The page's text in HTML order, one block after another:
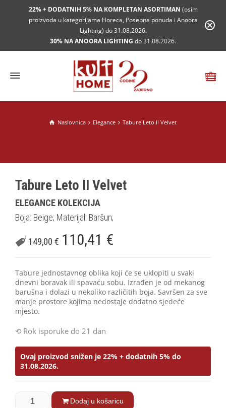
22% + DODATNIH 5% NA KOMPLETAN ASORTIMAN (osim
proizvoda u kategorijama Horeca, Posebna ponuda i Anoora
Lighting) do 31.08.2026.
30% NA ANOORA LIGHTING do 31.08.2026.
Naslovnica Elegance Tabure Leto II Velvet
Tabure Leto II Velvet
ELEGANCE KOLEKCIJA
Boja: Beige; Materijal: Baršun;
149,00€ 110,41 €
Tabure jednostavnog oblika koji će se uklopiti u svaki
dnevni boravak ili spavaću sobu. Izrađen je od mekanog
barušna i dolazi u nekoliko različitih boja. Savršen za sve
manje prostore kojima nedostaje dodatno sjedeće
mjesto.
Rok isporuke do 21 dan
Ovaj proizvod snižen je 22% + dodatnih 5% do
31.08.2026.
Dodaj u košaricu